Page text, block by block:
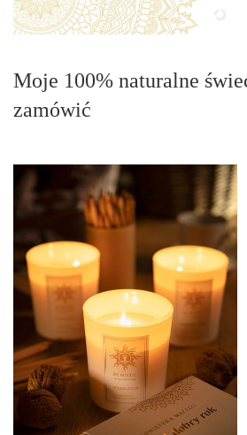
Moje 100% naturalne
zamówić